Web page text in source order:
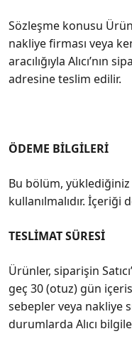
Sözleşme konusu
nakliye firması veya
aracılığıyla Alıcı’nın
adresine teslim edilir.
ÖDEME BİLGİLERİ
Bu bölüm,
kullanılmalıdır. İçeriği
TESLİMAT SÜRESİ
Ürünler, siparişin
geç 30 (otuz) gün
sebepler veya nakliye
durumlarda Alıcı